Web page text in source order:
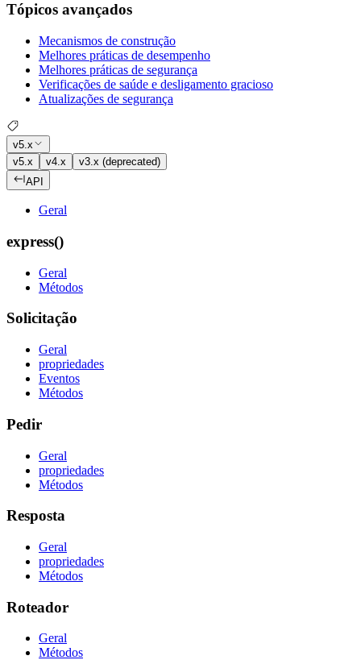
Tópicos avançados
Mecanismos de construção
Melhores práticas de desempenho
Melhores práticas de segurança
Verificações de saúde e desligamento gracioso
Atualizações de segurança
v5.x
v5.x
v4.x
v3.x (deprecated)
API
Geral
express()
Geral
Métodos
Solicitação
Geral
propriedades
Eventos
Métodos
Pedir
Geral
propriedades
Métodos
Resposta
Geral
propriedades
Métodos
Roteador
Geral
Métodos